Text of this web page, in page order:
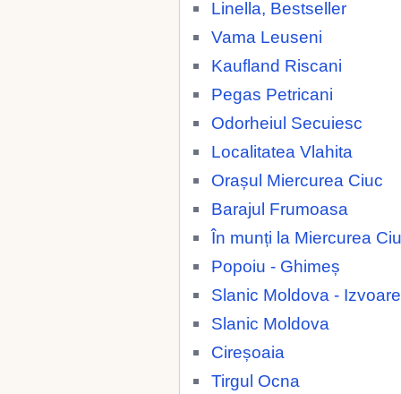
Linella, Bestseller
Vama Leuseni
Kaufland Riscani
Pegas Petricani
Odorheiul Secuiesc
Localitatea Vlahita
Orașul Miercurea Ciuc
Barajul Frumoasa
În munți la Miercurea
Popoiu - Ghimeș
Slanic Moldova - Izvoare
Slanic Moldova
Cireșoaia
Tirgul Ocna